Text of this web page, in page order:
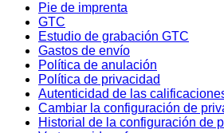
Pie de imprenta
GTC
Estudio de grabación GTC
Gastos de envío
Política de anulación
Política de privacidad
Autenticidad de las
Cambiar la configuración de
Historial de la configuración de